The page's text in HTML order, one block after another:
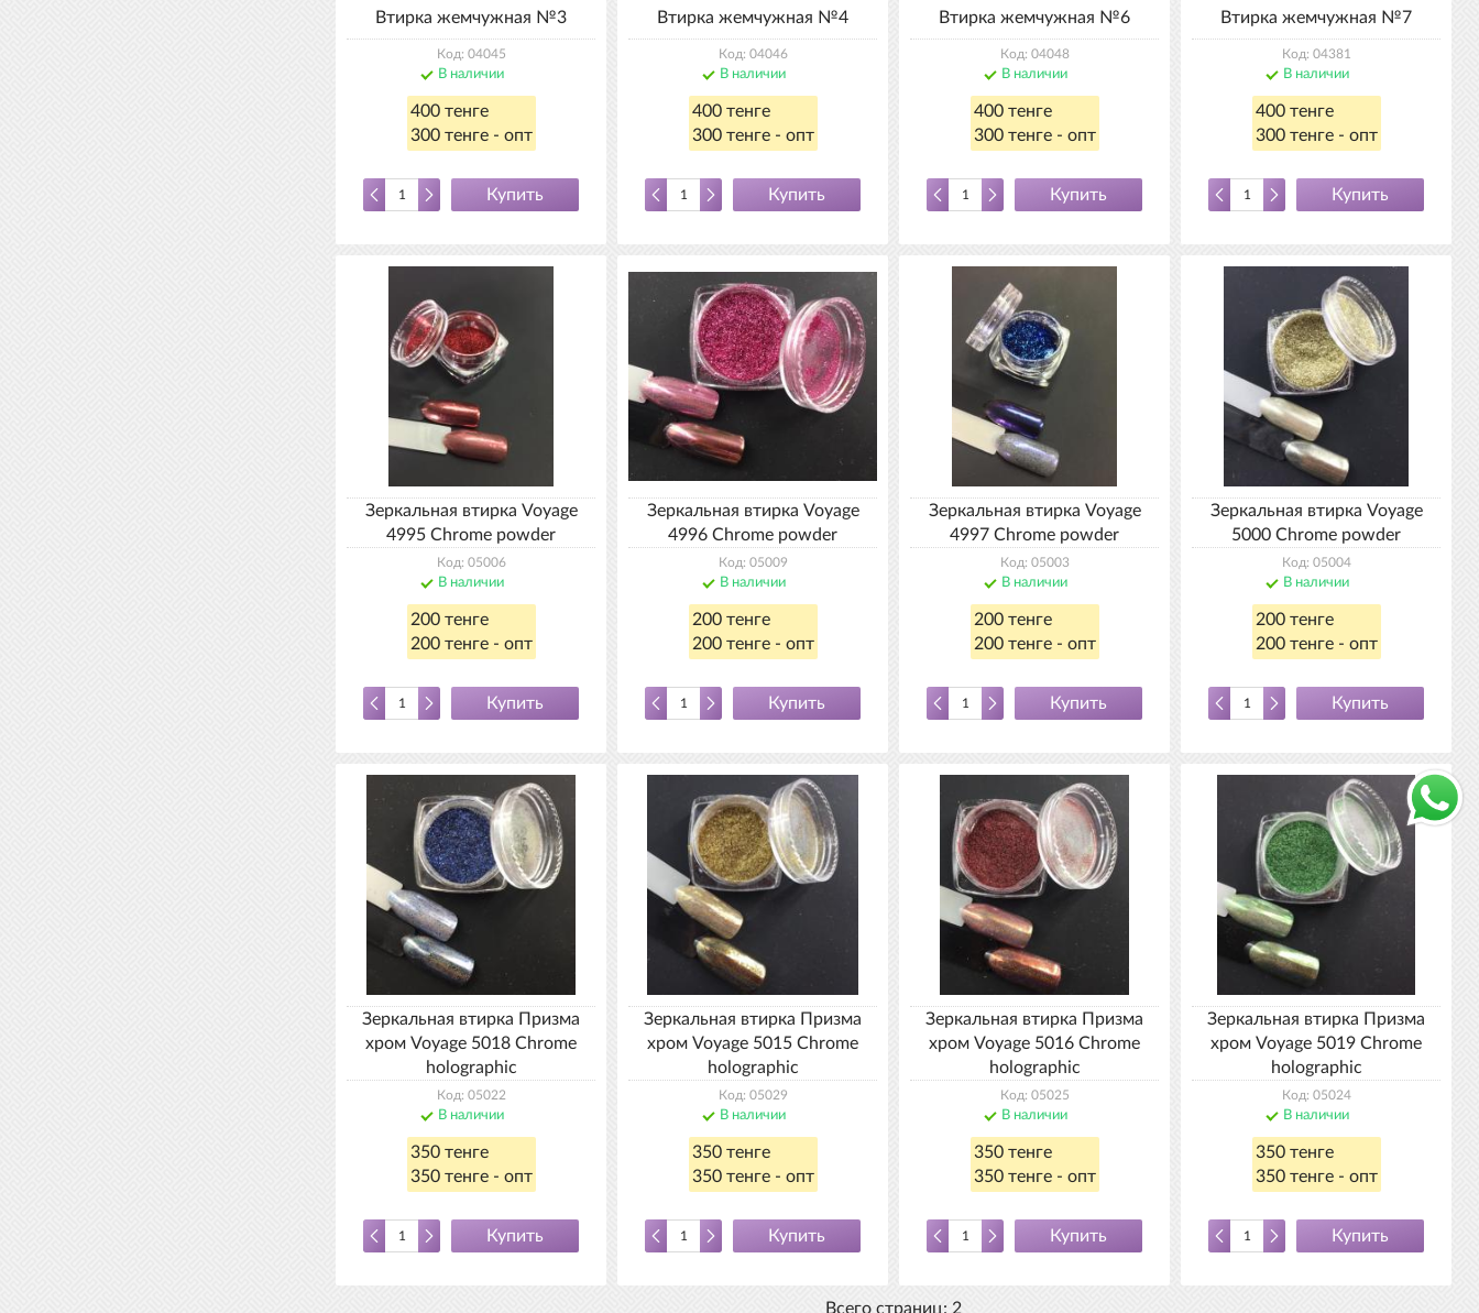
Втирка жемчужная №3
Код: 04045
В наличии
400 тенге
300 тенге - опт
Купить
Втирка жемчужная №4
Код: 04046
В наличии
400 тенге
300 тенге - опт
Купить
Втирка жемчужная №6
Код: 04048
В наличии
400 тенге
300 тенге - опт
Купить
Втирка жемчужная №7
Код: 04381
В наличии
400 тенге
300 тенге - опт
Купить
Зеркальная втирка Voyage
4995 Chrome powder
Код: 05006
В наличии
200 тенге
200 тенге - опт
Купить
Зеркальная втирка Voyage
4996 Chrome powder
Код: 05009
В наличии
200 тенге
200 тенге - опт
Купить
Зеркальная втирка Voyage
4997 Chrome powder
Код: 05003
В наличии
200 тенге
200 тенге - опт
Купить
Зеркальная втирка Voyage
5000 Chrome powder
Код: 05004
В наличии
200 тенге
200 тенге - опт
Купить
Зеркальная втирка Призма
хром Voyage 5018 Chrome
holographic
Код: 05022
В наличии
350 тенге
350 тенге - опт
Купить
Зеркальная втирка Призма
хром Voyagе 5015 Chrome
holographic
Код: 05029
В наличии
350 тенге
350 тенге - опт
Купить
Зеркальная втирка Призма
хром Voyagе 5016 Chrome
holographic
Код: 05025
В наличии
350 тенге
350 тенге - опт
Купить
Зеркальная втирка Призма
хром Voyagе 5019 Chrome
holographic
Код: 05024
В наличии
350 тенге
350 тенге - опт
Купить
Всего страниц: 2